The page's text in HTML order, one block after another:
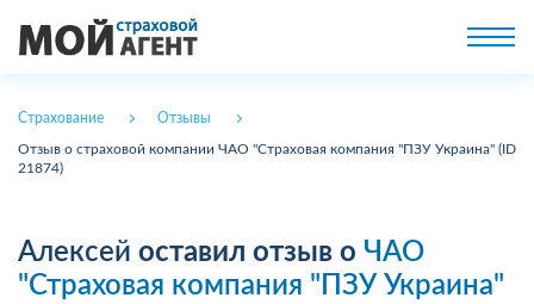
Страхование Отзывы
Отзыв о страховой компании ЧАО "Страховая компания "ПЗУ Украина" (ID
21874)
Алексей оставил отзыв о ЧАО
"Страховая компания "ПЗУ Украина"